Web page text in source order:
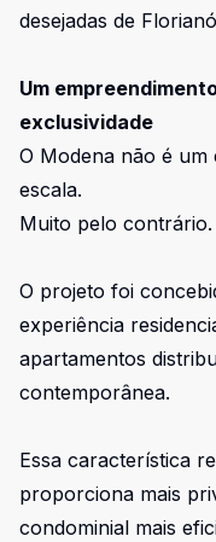
desejadas de
Um
exclusividade
O Modena não é um
escala.
Muito pelo contrário.
O projeto foi
experiência
apartamentos
contemporânea.
Essa característica
proporciona mais
condominial mais